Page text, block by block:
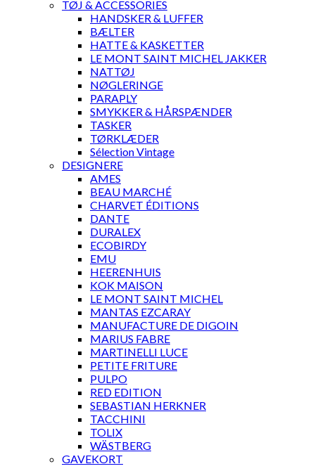
TØJ & ACCESSORIES
HANDSKER & LUFFER
BÆLTER
HATTE & KASKETTER
LE MONT SAINT MICHEL JAKKER
NATTØJ
NØGLERINGE
PARAPLY
SMYKKER & HÅRSPÆNDER
TASKER
TØRKLÆDER
Sélection Vintage
DESIGNERE
AMES
BEAU MARCHÉ
CHARVET ÉDITIONS
DANTE
DURALEX
ECOBIRDY
EMU
HEERENHUIS
KOK MAISON
LE MONT SAINT MICHEL
MANTAS EZCARAY
MANUFACTURE DE DIGOIN
MARIUS FABRE
MARTINELLI LUCE
PETITE FRITURE
PULPO
RED EDITION
SEBASTIAN HERKNER
TACCHINI
TOLIX
WÄSTBERG
GAVEKORT